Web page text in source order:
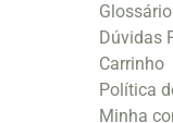
Dúvidas
Carrinho
Política
Minha